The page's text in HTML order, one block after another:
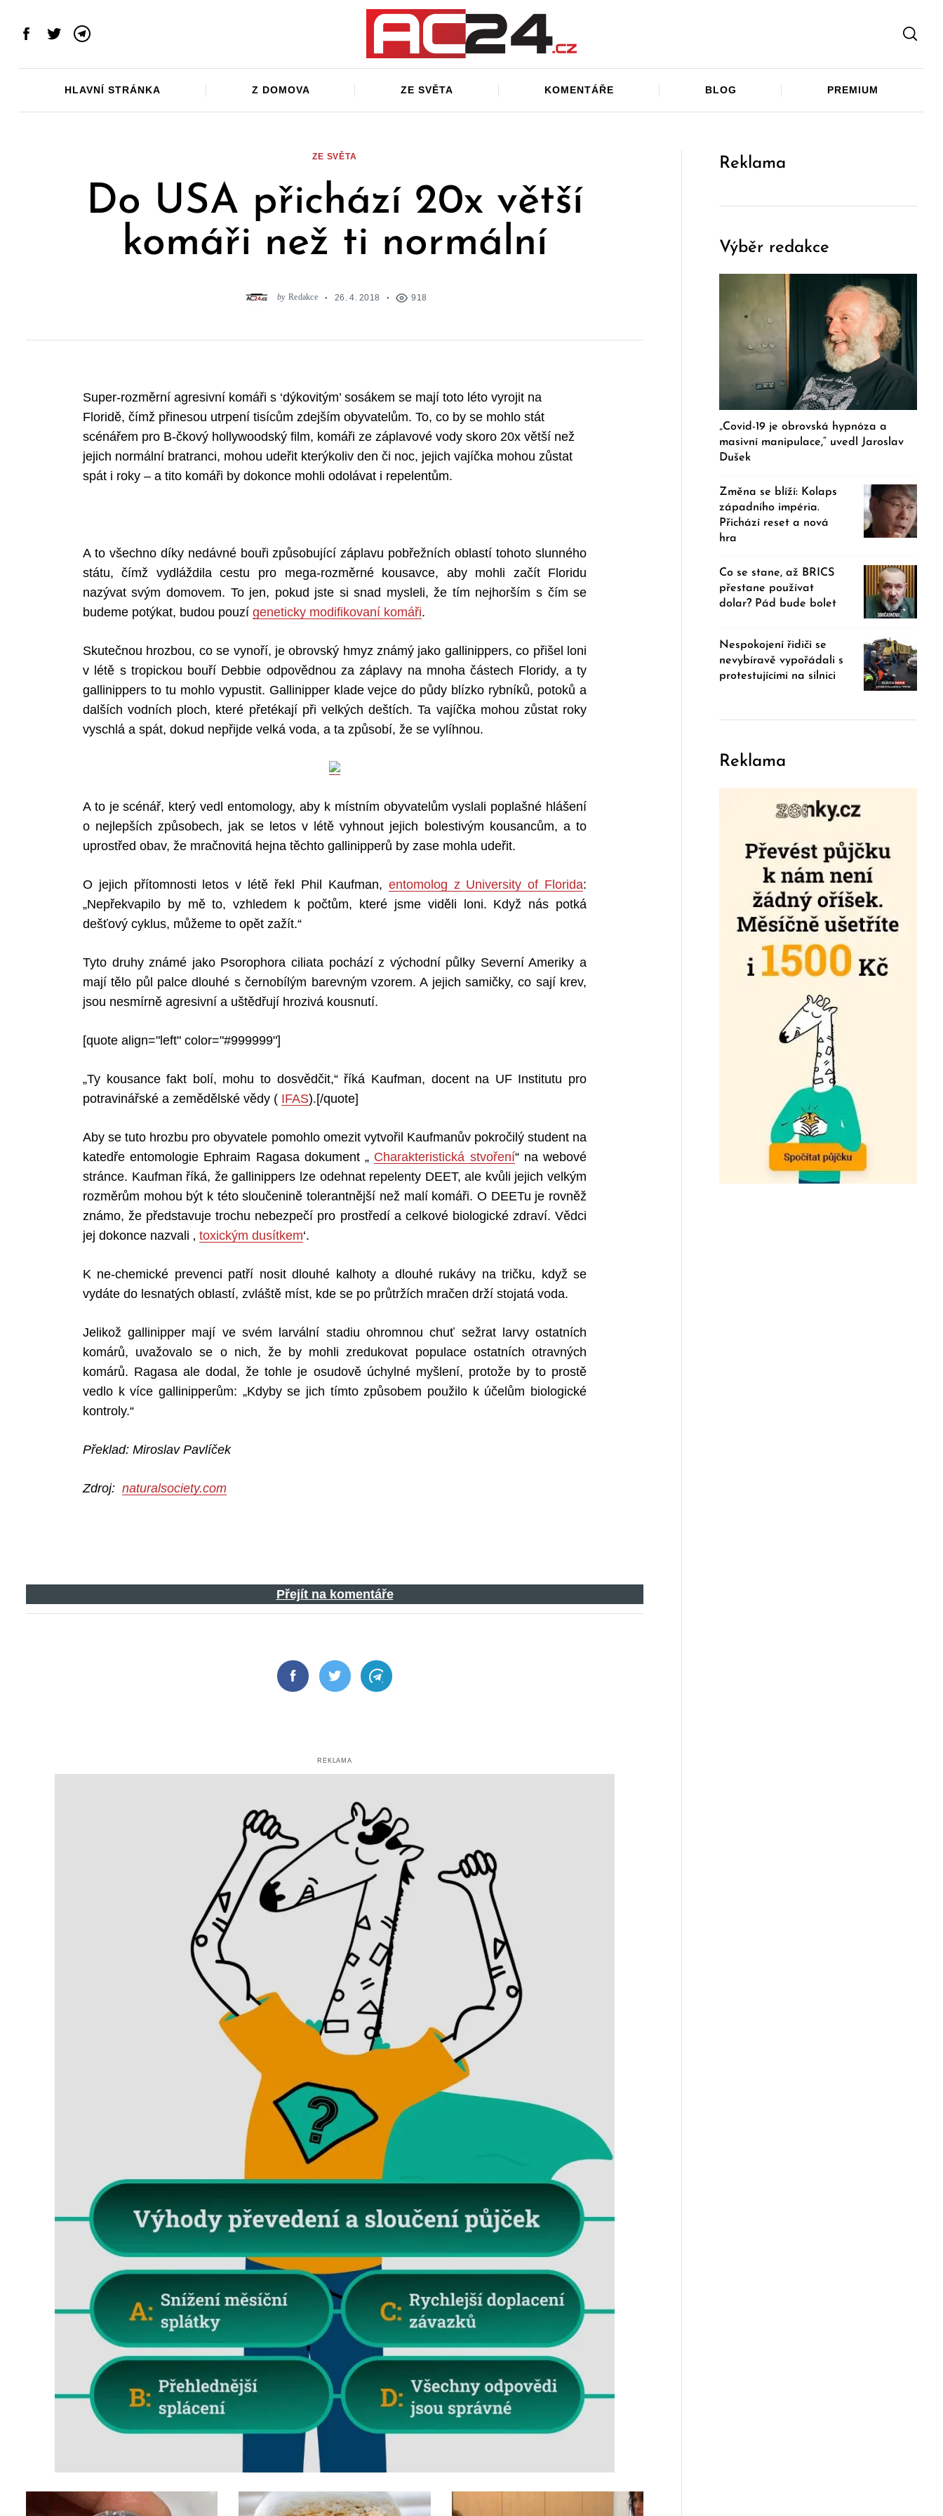
Facebook
TwitterTelegram
HLAVNÍ STRÁNKA Z DOMOVA ZE SVĚTA KOMENTÁŘE BLOG PREMIUM
ZE SVĚTA
Do USA přichází 20x větší
komáři než ti normální
by Redakce 26. 4. 2018 918
Super-rozměrní agresivní komáři s ‘dýkovitým’ sosákem se mají toto léto vyrojit na
Floridě, čímž přinesou utrpení tisícům zdejším obyvatelům. To, co by se mohlo stát
scénářem pro B-čkový hollywoodský film, komáři ze záplavové vody skoro 20x větší než
jejich normální bratranci, mohou udeřit kterýkoliv den či noc, jejich vajíčka mohou zůstat
spát i roky – a tito komáři by dokonce mohli odolávat i repelentům.
A to všechno díky nedávné bouři způsobující záplavu pobřežních oblastí tohoto slunného
státu, čímž vydláždila cestu pro mega-rozměrné kousavce, aby mohli začít Floridu
nazývat svým domovem. To jen, pokud jste si snad mysleli, že tím nejhorším s čím se
budeme potýkat, budou pouzí geneticky modifikovaní komáři.
Skutečnou hrozbou, co se vynoří, je obrovský hmyz známý jako gallinippers, co přišel loni
v létě s tropickou bouří Debbie odpovědnou za záplavy na mnoha částech Floridy, a ty
gallinippers to tu mohlo vypustit. Gallinipper klade vejce do půdy blízko rybníků, potoků a
dalších vodních ploch, které přetékají při velkých deštích. Ta vajíčka mohou zůstat roky
vyschlá a spát, dokud nepřijde velká voda, a ta způsobí, že se vylíhnou.
A to je scénář, který vedl entomology, aby k místním obyvatelům vyslali poplašné hlášení
o nejlepších způsobech, jak se letos v létě vyhnout jejich bolestivým kousancům, a to
uprostřed obav, že mračnovitá hejna těchto gallinipperů by zase mohla udeřit.
O jejich přítomnosti letos v létě řekl Phil Kaufman, entomolog z University of Florida:
„Nepřekvapilo by mě to, vzhledem k počtům, které jsme viděli loni. Když nás potká
dešťový cyklus, můžeme to opět zažít.“
Tyto druhy známé jako Psorophora ciliata pochází z východní půlky Severní Ameriky a
mají tělo půl palce dlouhé s černobílým barevným vzorem. A jejich samičky, co sají krev,
jsou nesmírně agresivní a uštědřují hrozivá kousnutí.
[quote align="left" color="#999999"]
„Ty kousance fakt bolí, mohu to dosvědčit,“ říká Kaufman, docent na UF Institutu pro
potravinářské a zemědělské vědy ( IFAS).[/quote]
Aby se tuto hrozbu pro obyvatele pomohlo omezit vytvořil Kaufmanův pokročilý student na
katedře entomologie Ephraim Ragasa dokument „ Charakteristická stvoření“ na webové
stránce. Kaufman říká, že gallinippers lze odehnat repelenty DEET, ale kvůli jejich velkým
rozměrům mohou být k této sloučenině tolerantnější než malí komáři. O DEETu je rovněž
známo, že představuje trochu nebezpečí pro prostředí a celkové biologické zdraví. Vědci
jej dokonce nazvali ‚ toxickým dusítkem‘.
K ne-chemické prevenci patří nosit dlouhé kalhoty a dlouhé rukávy na tričku, když se
vydáte do lesnatých oblastí, zvláště míst, kde se po průtržích mračen drží stojatá voda.
Jelikož gallinipper mají ve svém larvální stadiu ohromnou chuť sežrat larvy ostatních
komárů, uvažovalo se o nich, že by mohli zredukovat populace ostatních otravných
komárů. Ragasa ale dodal, že tohle je osudově úchylné myšlení, protože by to prostě
vedlo k více gallinipperům: „Kdyby se jich tímto způsobem použilo k účelům biologické
kontroly.“
Překlad: Miroslav Pavlíček
Zdroj: naturalsociety.com
Přejít na komentáře
FacebookTwitter Telegram
REKLAMA
Reklama
Výběr redakce
„Covid-19 je obrovská hypnóza a
masivní manipulace,“ uvedl Jaroslav
Dušek
Změna se blíží: Kolaps
západního impéria.
Přichází reset a nová
hra
Co se stane, až BRICS
přestane používat
dolar? Pád bude bolet
Nespokojení řidiči se
nevybíravě vypořádali s
protestujícími na silnici
Reklama
for: